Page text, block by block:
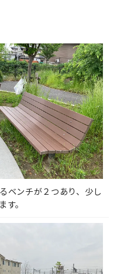
ベンチが２つあり、少し
。